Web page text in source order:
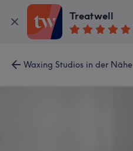
Treatwell
Waxing Studios in der Nähe